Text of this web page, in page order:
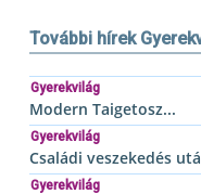
További hírek
Gyerekvilág
Modern Taigetosz...
Gyerekvilág
Családi veszekedés
Gyerekvilág